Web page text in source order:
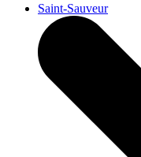
Saint-Sauveur